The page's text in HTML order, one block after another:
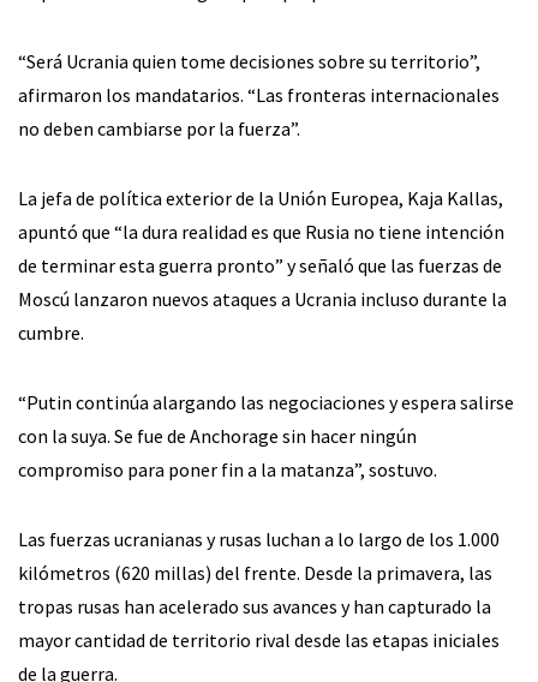
“Será Ucrania quien tome decisiones sobre su territorio”,
afirmaron los mandatarios. “Las fronteras internacionales
no deben cambiarse por la fuerza”.
La jefa de política exterior de la Unión Europea, Kaja Kallas,
apuntó que “la dura realidad es que Rusia no tiene intención
de terminar esta guerra pronto” y señaló que las fuerzas de
Moscú lanzaron nuevos ataques a Ucrania incluso durante la
cumbre.
“Putin continúa alargando las negociaciones y espera salirse
con la suya. Se fue de Anchorage sin hacer ningún
compromiso para poner fin a la matanza”, sostuvo.
Las fuerzas ucranianas y rusas luchan a lo largo de los 1.000
kilómetros (620 millas) del frente. Desde la primavera, las
tropas rusas han acelerado sus avances y han capturado la
mayor cantidad de territorio rival desde las etapas iniciales
de la guerra.